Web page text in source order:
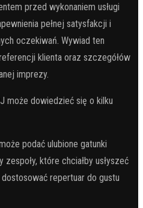
przed wykonaniem usługi
pełnej satysfakcji i
oczekiwań. Wywiad ten
klienta oraz szczegółów
imprezy.
może dowiedzieć się o kilku
podać ulubione gatunki
które chciałby usłyszeć
repertuar do gustu